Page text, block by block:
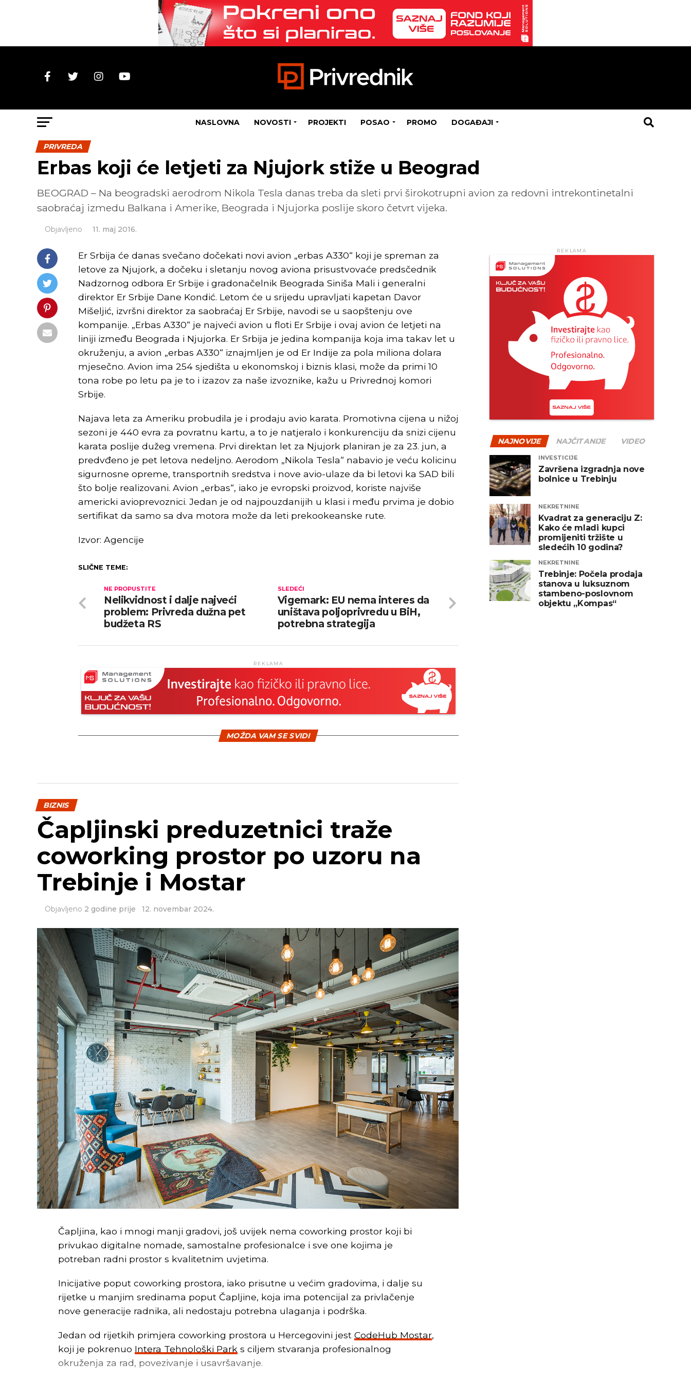
NASLOVNA NOVOSTI PROJEKTI POSAO PROMO DOGAĐAJI
PRIVREDA
Erbas koji će letjeti za Njujork stiže u Beograd
BEOGRAD – Na beogradski aerodrom Nikola Tesla danas treba da sleti prvi širokotrupni avion za redovni intrekontinetalni
saobraćaj izmedu Balkana i Amerike, Beograda i Njujorka poslije skoro četvrt vijeka.
Objavljeno 11. maj 2016.
Er Srbija će danas svečano dočekati novi avion „erbas A330“ koji je spreman za
letove za Njujork, a dočeku i sletanju novog aviona prisustvovaće predsčednik
Nadzornog odbora Er Srbije i gradonačelnik Beograda Siniša Mali i generalni
direktor Er Srbije Dane Kondić. Letom će u srijedu upravljati kapetan Davor
Mišeljić, izvršni direktor za saobraćaj Er Srbije, navodi se u saopštenju ove
kompanije. „Erbas A330“ je najveći avion u floti Er Srbije i ovaj avion će letjeti na
liniji između Beograda i Njujorka. Er Srbija je jedina kompanija koja ima takav let u
okruženju, a avion „erbas A330“ iznajmljen je od Er Indije za pola miliona dolara
mjesečno. Avion ima 254 sjedišta u ekonomskoj i biznis klasi, može da primi 10
tona robe po letu pa je to i izazov za naše izvoznike, kažu u Privrednoj komori
Srbije.
Najava leta za Ameriku probudila je i prodaju avio karata. Promotivna cijena u nižoj
sezoni je 440 evra za povratnu kartu, a to je natjeralo i konkurenciju da snizi cijenu
karata poslije dužeg vremena. Prvi direktan let za Njujork planiran je za 23. jun, a
predvđeno je pet letova nedeljno. Aerodom „Nikola Tesla“ nabavio je veću kolicinu
sigurnosne opreme, transportnih sredstva i nove avio-ulaze da bi letovi ka SAD bili
što bolje realizovani. Avion „erbas“, iako je evropski proizvod, koriste najviše
americki avioprevoznici. Jedan je od najpouzdanijih u klasi i među prvima je dobio
sertifikat da samo sa dva motora može da leti prekookeanske rute.
Izvor: Agencije
SLIČNE TEME:
SLEDEĆI
Vigemark: EU nema interes da
uništava poljoprivredu u BiH,
potrebna strategija
NE PROPUSTITE
Nelikvidnost i dalje najveći
problem: Privreda dužna pet
budžeta RS
REKLAMA
MOŽDA VAM SE SVIDI
BIZNIS
Čapljinski preduzetnici traže
coworking prostor po uzoru na
Trebinje i Mostar
Objavljeno 2 godine prije 12. novembar 2024.
Čapljina, kao i mnogi manji gradovi, još uvijek nema coworking prostor koji bi
privukao digitalne nomade, samostalne profesionalce i sve one kojima je
potreban radni prostor s kvalitetnim uvjetima.
Inicijative poput coworking prostora, iako prisutne u većim gradovima, i dalje su
rijetke u manjim sredinama poput Čapljine, koja ima potencijal za privlačenje
nove generacije radnika, ali nedostaju potrebna ulaganja i podrška.
Jedan od rijetkih primjera coworking prostora u Hercegovini jest CodeHub Mostar,
koji je pokrenuo Intera Tehnološki Park s ciljem stvaranja profesionalnog
okruženja za rad, povezivanje i usavršavanje.
REKLAMA
NAJNOVIJE NAJČITANIJE VIDEO
INVESTICIJE
Završena izgradnja nove
bolnice u Trebinju
NEKRETNINE
Kvadrat za generaciju Z:
Kako će mladi kupci
promijeniti tržište u
sledećih 10 godina?
NEKRETNINE
Trebinje: Počela prodaja
stanova u luksuznom
stambeno-poslovnom
objektu „Kompas“